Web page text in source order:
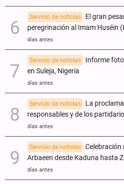
Servicio de noticias
El gran
peregrinación al Imam Huséin
días antes
Servicio de noticias
Informe
en Suleja, Nigeria
días antes
Servicio de noticias
La
responsables y de los
días antes
Servicio de noticias
Celebración
Arbaeen desde Kaduna hasta
días antes